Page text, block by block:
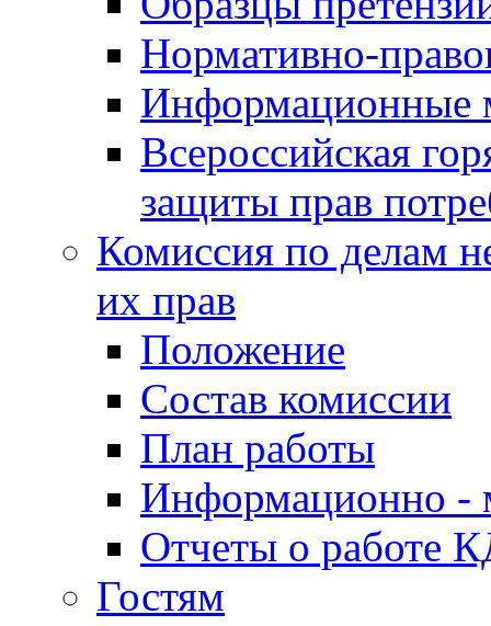
Нормативно-
Информационные
Всероссийская
защиты прав
Комиссия по делам
их прав
Положение
Состав комиссии
План работы
Информационно -
Отчеты о работе
Гостям